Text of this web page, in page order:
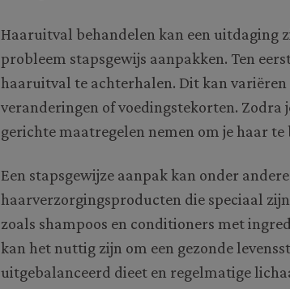
Haaruitval behandelen kan een uitdaging
probleem stapsgewijs aanpakken. Ten
haaruitval te achterhalen. Dit kan
veranderingen of voedingstekorten. Zodra
gerichte maatregelen nemen om je haar te
Een stapsgewijze aanpak kan onder
haarverzorgingsproducten die speciaal
zoals shampoos en conditioners met
kan het nuttig zijn om een gezonde
uitgebalanceerd dieet en regelmatige